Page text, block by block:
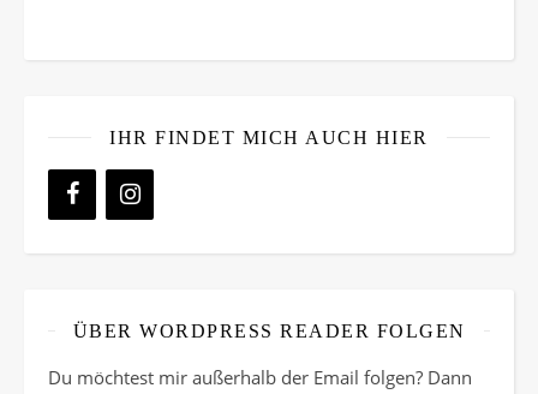
IHR FINDET MICH AUCH HIER
ÜBER WORDPRESS READER FOLGEN
Du möchtest mir außerhalb der Email folgen? Dann